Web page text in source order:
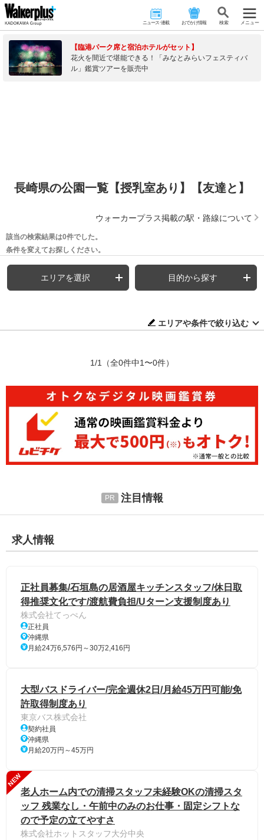
ニュース･連載 おでかけ情報 検 索 メニュー
【臨港パーク席と宿泊ホテルがセット】
花火を間近で堪能できる！「みなとみらいフェスティバ
ル」鑑賞ツアーを販売中
長崎県の公園一覧【授乳室あり】【友達と】
ウォーカープラス掲載の駅・路線について
該当の検索結果は0件でした。
条件を変えてお探しください。
エリアを選択 目的から探す
エリアや条件で絞り込む
1/1 （全0件中1〜0件）
注目情報
求人情報
正社員募集/石垣島の居酒屋キッチンスタッフ/休日取
得推奨文化です/渡航費負担/Uターン支援制度あり
株式会社てっぺん
正社員
沖縄県
月給24万6,576円～30万2,416円
大型バスドライバー/完全週休2日/月給45万円可能/免
許取得制度あり
東京バス株式会社
契約社員
沖縄県
月給20万円～45万円
NEW
老人ホーム内での清掃スタッフ未経験OKの清掃スタ
ッフ 残業なし・午前中のみのお仕事・固定シフトな
ので予定の立てやすさ
株式会社ホットスタッフ大分中央